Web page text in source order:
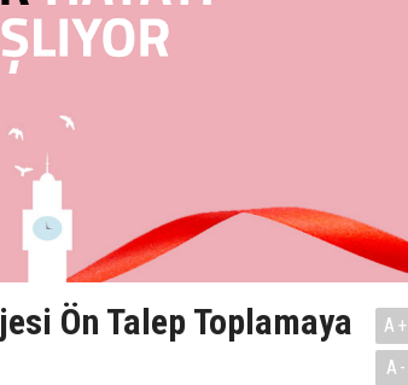
Ön Talep Toplamaya
A+
A-